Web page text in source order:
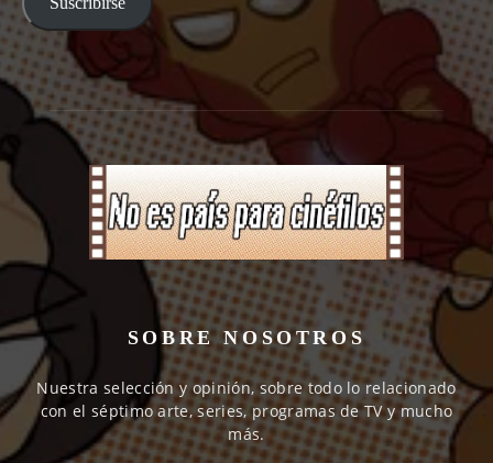
SOBRE NOSOTROS
Nuestra selección y opinión, sobre todo lo relacionado
con el séptimo arte, series, programas de TV y mucho
más.